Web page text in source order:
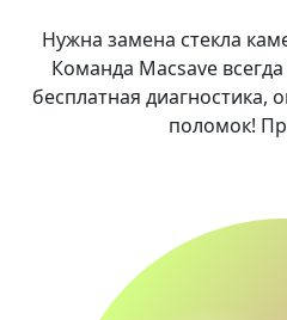
Нужна замена стекла
Команда Macsave
бесплатная диагностика,
поломок!